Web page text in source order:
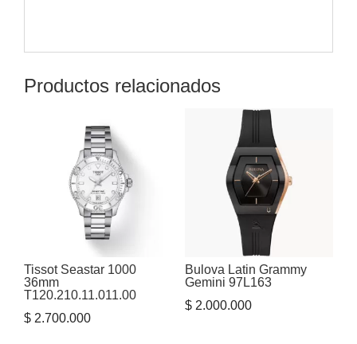
Productos relacionados
Tissot Seastar 1000
36mm
T120.210.11.011.00
$ 2.700.000
Bulova Latin Grammy
Gemini 97L163
$2.000.000